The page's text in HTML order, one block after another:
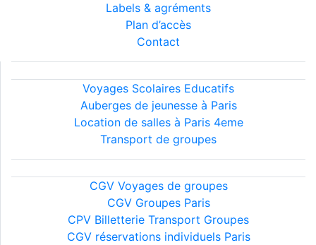
Labels & agréments
Plan d’accès
Contact
Voyages Scolaires Educatifs
Auberges de jeunesse à Paris
Location de salles à Paris 4eme
Transport de groupes
CGV Voyages de groupes
CGV Groupes Paris
CPV Billetterie Transport Groupes
CGV réservations individuels Paris